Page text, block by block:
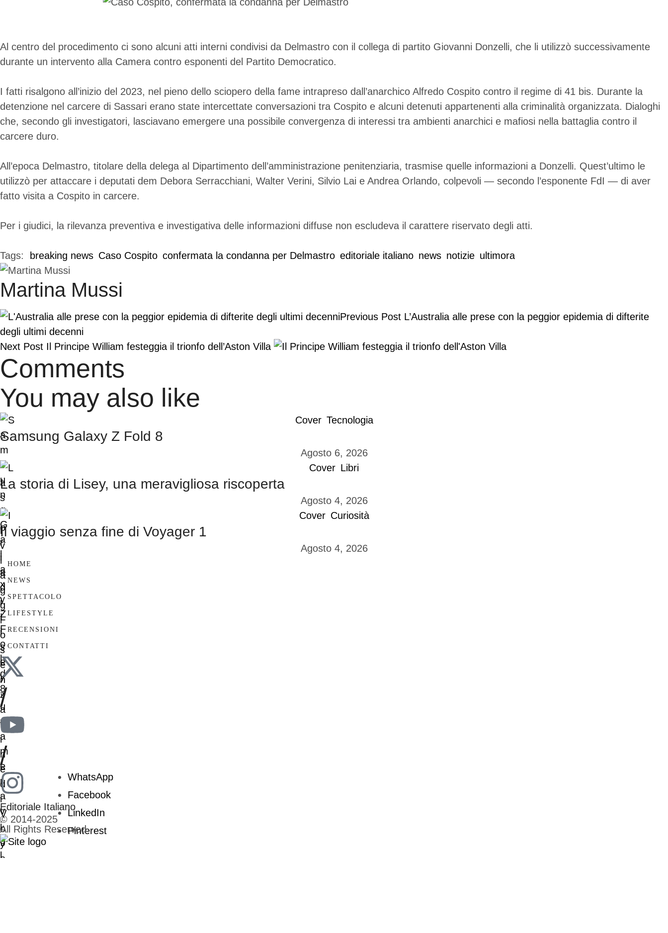
Al centro del procedimento ci sono alcuni atti interni condivisi da Delmastro con il collega di partito Giovanni Donzelli, che li utilizzò successivamente
durante un intervento alla Camera contro esponenti del Partito Democratico.
I fatti risalgono all’inizio del 2023, nel pieno dello sciopero della fame intrapreso dall’anarchico Alfredo Cospito contro il regime di 41 bis. Durante la
detenzione nel carcere di Sassari erano state intercettate conversazioni tra Cospito e alcuni detenuti appartenenti alla criminalità organizzata. Dialoghi
che, secondo gli investigatori, lasciavano emergere una possibile convergenza di interessi tra ambienti anarchici e mafiosi nella battaglia contro il
carcere duro.
All’epoca Delmastro, titolare della delega al Dipartimento dell’amministrazione penitenziaria, trasmise quelle informazioni a Donzelli. Quest’ultimo le
utilizzò per attaccare i deputati dem Debora Serracchiani, Walter Verini, Silvio Lai e Andrea Orlando, colpevoli — secondo l’esponente FdI — di aver
fatto visita a Cospito in carcere.
Per i giudici, la rilevanza preventiva e investigativa delle informazioni diffuse non escludeva il carattere riservato degli atti.
Tags: breaking news Caso Cospito confermata la condanna per Delmastro editoriale italiano news notizie ultimora
Martina Mussi
Previous Post L’Australia alle prese con la peggior epidemia di difterite
degli ultimi decenni
Next Post Il Principe William festeggia il trionfo dell’Aston Villa
Comments
You may also like
Cover Tecnologia
Samsung Galaxy Z Fold 8
Agosto 6, 2026
Cover Libri
La storia di Lisey, una meravigliosa riscoperta
Agosto 4, 2026
Cover Curiosità
Il viaggio senza fine di Voyager 1
Agosto 4, 2026
HOME
NEWS
SPETTACOLO
LIFESTYLE
RECENSIONI
CONTATTI
/
/
Editoriale Italiano
© 2014-2025
All Rights Reserved
WhatsApp
Facebook
LinkedIn
Pinterest